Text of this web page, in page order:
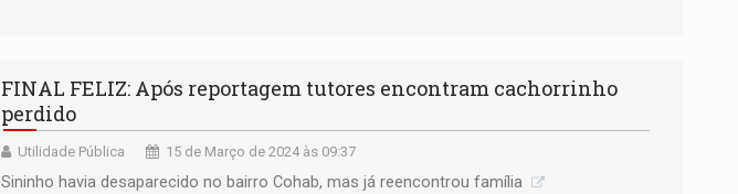
FINAL FELIZ: Após reportagem tutores encontram cachorrinho
perdido
Utilidade Pública 15 de Março de 2024 às 09:37
Sininho havia desaparecido no bairro Cohab, mas já reencontrou família